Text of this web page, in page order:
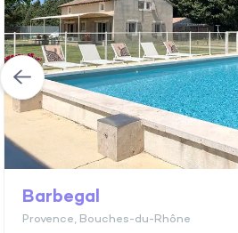
Barbegal
Provence, Bouches-du-Rhône